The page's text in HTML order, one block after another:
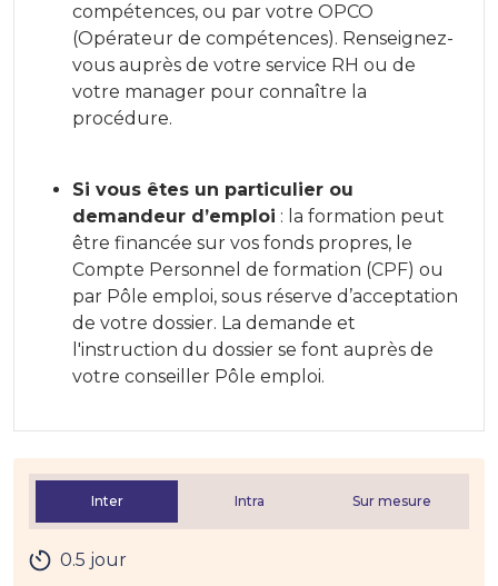
compétences, ou par votre OPCO
(Opérateur de compétences). Renseignez-
vous auprès de votre service RH ou de
votre manager pour connaître la
procédure.
Si vous êtes un particulier ou
demandeur d’emploi : la formation peut
être financée sur vos fonds propres, le
Compte Personnel de formation (CPF) ou
par Pôle emploi, sous réserve d’acceptation
de votre dossier. La demande et
l'instruction du dossier se font auprès de
votre conseiller Pôle emploi.
Inter Intra Sur mesure
0.5 jour